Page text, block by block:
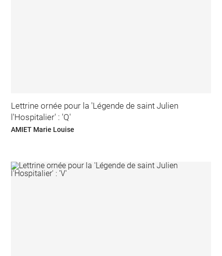
Lettrine ornée pour la 'Légende de saint Julien
l'Hospitalier' : 'Q'
AMIET Marie Louise